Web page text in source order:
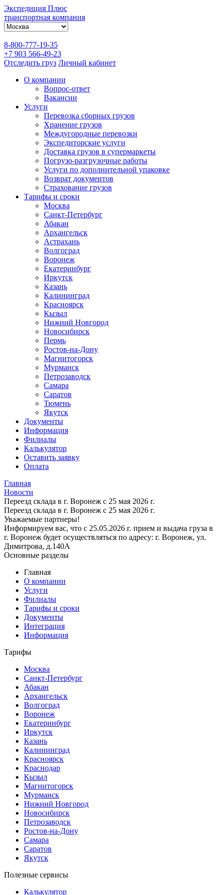
Экспедиция Плюс
транспортная компания
8-800-777-19-35
+7 903 566-49-23
Отследить груз Личный кабинет
О компании
Вопрос-ответ
Вакансии
Услуги
Перевозка сборных грузов
Хранение грузов
Междугородные перевозки
Экспедиторские услуги
Доставка грузов в супермаркеты
Погрузо-разгрузочные работы
Услуги по дополнительной упаковке
Возврат документов
Страхование грузов
Тарифы и сроки
Москва
Санкт-Петербург
Абакан
Архангельск
Астрахань
Волгоград
Воронеж
Екатеринбург
Иркутск
Казань
Калининград
Красноярск
Кызыл
Нижний Новгород
Новосибирск
Пермь
Ростов-на-Дону
Магнитогорск
Мурманск
Петрозаводск
Самара
Саратов
Тюмень
Якутск
Документы
Информация
Филиалы
Калькулятор
Оставить заявку
Оплата
Главная
Новости
Переезд склада в г. Воронеж с 25 мая 2026 г.
Переезд склада в г. Воронеж с 25 мая 2026 г.
Уважаемые партнеры!
Информируем вас, что с 25.05.2026 г. прием и выдача груза в
г. Воронеж будет осуществляться по адресу: г. Воронеж, ул.
Димитрова, д.140А
Основные разделы
Главная
О компании
Услуги
Филиалы
Тарифы и сроки
Документы
Интеграция
Информация
Тарифы
Москва
Санкт-Петербург
Абакан
Архангельск
Волгоград
Воронеж
Екатеринбург
Иркутск
Казань
Калининград
Красноярск
Краснодар
Кызыл
Магнитогорск
Мурманск
Нижний Новгород
Новосибирск
Петрозаводск
Ростов-на-Дону
Самара
Саратов
Якутск
Полезные сервисы
Калькулятор